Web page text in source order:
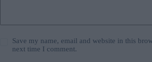
Save my name, email and website in this
next time I comment.